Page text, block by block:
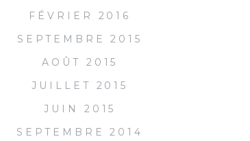
FÉVRIER 2016
SEPTEMBRE 2015
AOÛT 2015
JUILLET 2015
JUIN 2015
SEPTEMBRE 2014